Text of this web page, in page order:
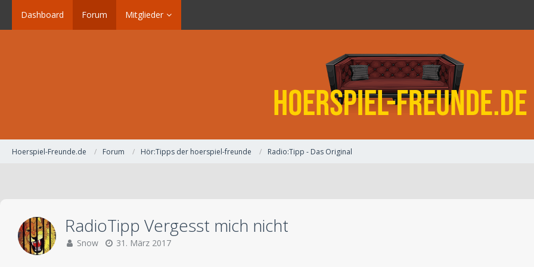
Dashboard Forum Mitglieder
Hoerspiel-Freunde.de Forum Hör:Tipps der hoerspiel-freunde Radio:Tipp - Das Original
RadioTipp Vergesst mich nicht
Snow 31. März 2017